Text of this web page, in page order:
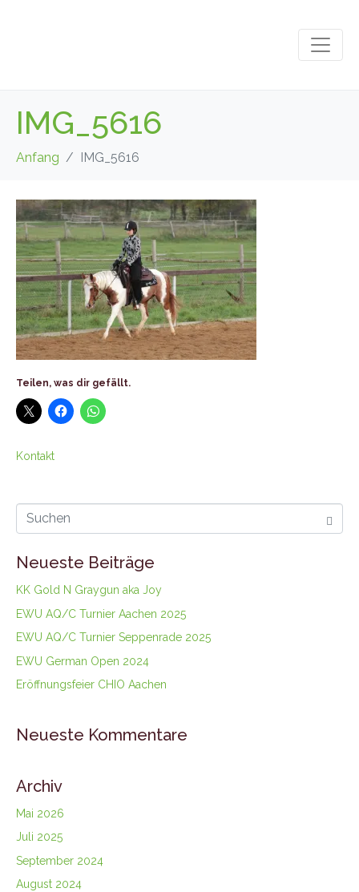
IMG_5616
Anfang IMG_5616
Teilen, was dir gefällt.
Kontakt
Neueste Beiträge
KK Gold N Graygun aka Joy
EWU AQ/C Turnier Aachen 2025
EWU AQ/C Turnier Seppenrade 2025
EWU German Open 2024
Eröffnungsfeier CHIO Aachen
Neueste Kommentare
Archiv
Mai 2026
Juli 2025
September 2024
August 2024